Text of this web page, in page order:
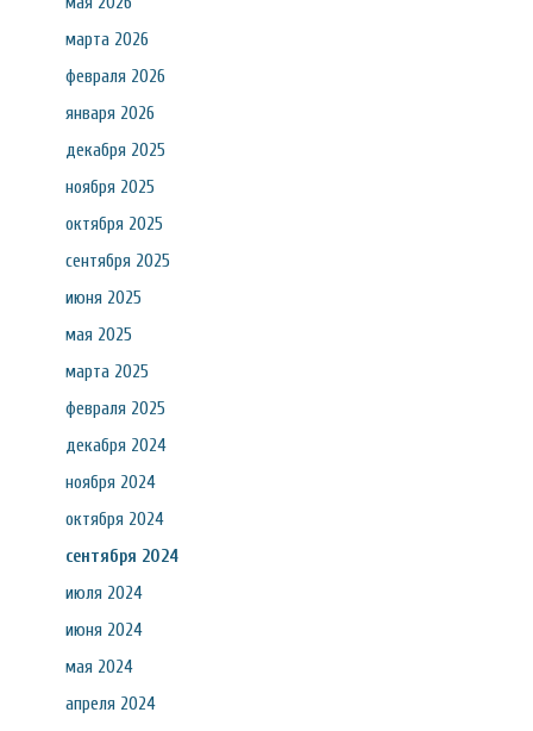
марта 2026
февраля 2026
января 2026
декабря 2025
ноября 2025
октября 2025
сентября 2025
июня 2025
мая 2025
марта 2025
февраля 2025
декабря 2024
ноября 2024
октября 2024
сентября 2024
июля 2024
июня 2024
мая 2024
апреля 2024